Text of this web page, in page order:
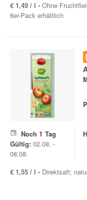
€ 1,49 / l - Ohne
6er-Pack erhältlich
Noch 1 Tag
Gültig: 02.08. -
08.08.
€ 1,55 / l - Direktsaft;